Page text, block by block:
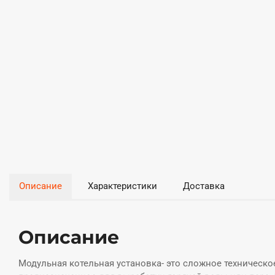
Описание Характеристики Доставка
Описание
Модульная котельная установка- это сложное